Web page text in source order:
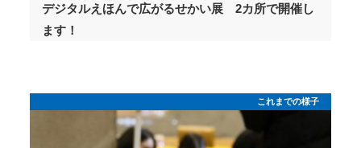
デジタルえほんで広がるせかい展 2カ所で開催し
ます！
これまでの様子